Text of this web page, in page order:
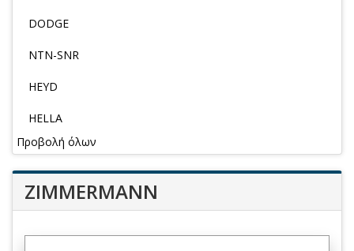
DODGE
NTN-SNR
HEYD
HELLA
Προβολή όλων
ZIMMERMANN